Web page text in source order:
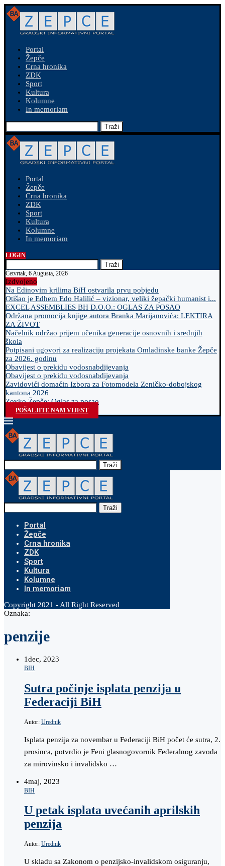
Portal
Žepče
Crna hronika
ZDK
Sport
Kultura
Kolumne
In memoriam
Traži
Portal
Žepče
Crna hronika
ZDK
Sport
Kultura
Kolumne
In memoriam
LOGIN
Traži
Četvrtak, 6 Augusta, 2026
Izdvojeno
Na Edinovim krilima BiH ostvarila prvu pobjedu
Otišao je Edhem Edo Halilić – vizionar, veliki žepački humanist i...
EXCEL ASSEMBLIES BH D.O.O.: OGLAS ZA POSAO
Održana promocija knjige autora Branka Marijanovića: LEKTIRA
ZA ŽIVOT
Načelnik održao prijem učenika generacije osnovnih i srednjih
škola
Potpisani ugovori za realizaciju projekata Omladinske banke Žepče
za 2026. godinu
Obavijest o prekidu vodosnabdijevanja
Obavijest o prekidu vodosnabdijevanja
Zavidovići domaćin Izbora za Fotomodela Zeničko-dobojskog
kantona 2026
Zovko Žepče: Oglas za posao
POŠALJITE NAM VIJEST
Traži
Traži
Portal
Žepče
Crna hronika
ZDK
Sport
Kultura
Kolumne
In memoriam
Copyright 2021 - All Right Reserved
Oznaka:
penzije
1dec, 2023
BIH
Sutra počinje isplata penzija u
Federaciji BiH
Autor: Urednik
Isplata penzija za novembar u Federaciji BiH počet će sutra, 2.
prosinca, potvrdio je Feni glasnogovornik Federalnog zavoda
za mirovinsko i invalidsko …
4maj, 2023
BIH
U petak isplata uvećanih aprilskih
penzija
Autor: Urednik
U skladu sa Zakonom o penzijsko-invalidskom osiguranju,